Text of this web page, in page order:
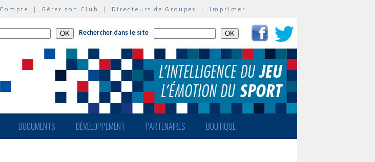
| Gérer son Club | Directeurs de Groupes | Imprimer
Rechercher dans le site
DOCUMENTS DÉVELOPPEMENT PARTENAIRES BOUTIQUE